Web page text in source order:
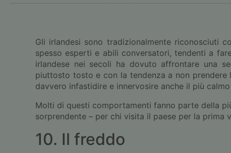
Gli irlandesi sono tradizionalmente riconosciuti
spesso esperti e abili conversatori, tendenti a
irlandese nei secoli ha dovuto affrontare una
piuttosto tosto e con la tendenza a non
davvero infastidire e innervosire anche il più
Molti di questi comportamenti fanno parte della
sorprendente – per chi visita il paese per la prima
10. Il freddo